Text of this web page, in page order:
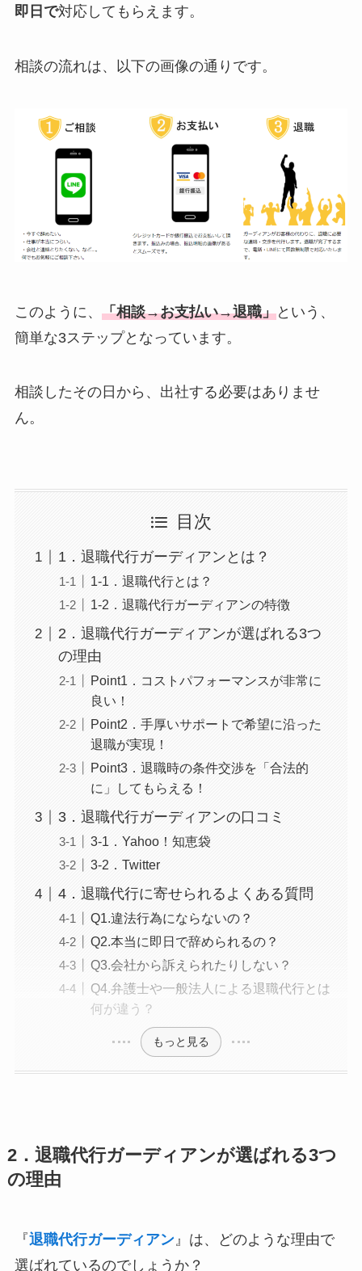
即日で対応してもらえます。
相談の流れは、以下の画像の通りです。
このように、 「相談→お支払い→退職」という、
簡単な3ステップとなっています。
相談したその日から、出社する必要はありませ
ん。
目次
1．退職代行ガーディアンとは？
1-1．退職代行とは？
1-2．退職代行ガーディアンの特徴
2．退職代行ガーディアンが選ばれる3つ
の理由
Point1．コストパフォーマンスが非常に
良い！
Point2．手厚いサポートで希望に沿った
退職が実現！
Point3．退職時の条件交渉を「合法的
に」してもらえる！
3．退職代行ガーディアンの口コミ
3-1．Yahoo！知恵袋
3-2．Twitter
4．退職代行に寄せられるよくある質問
Q1.違法行為にならないの？
Q2.本当に即日で辞められるの？
Q3.会社から訴えられたりしない？
Q4.弁護士や一般法人による退職代行とは
何が違う？
もっと見る
2．退職代行ガーディアンが選ばれる3つ
の理由
『退職代行ガーディアン』は、どのような理由で
選ばれているのでしょうか？